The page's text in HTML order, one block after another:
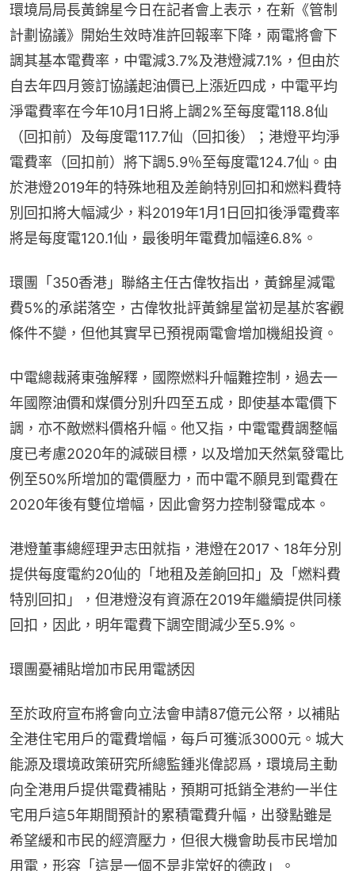
環境局局長黃錦星今日在記者會上表示，在新《管制
計劃協議》開始生效時准許回報率下降，兩電將會下
調其基本電費率，中電減3.7%及港燈減7.1%，但由於
自去年四月簽訂協議起油價已上漲近四成，中電平均
淨電費率在今年10月1日將上調2%至每度電118.8仙
（回扣前）及每度電117.7仙（回扣後）；港燈平均淨
電費率（回扣前）將下調5.9％至每度電124.7仙。由
於港燈2019年的特殊地租及差餉特別回扣和燃料費特
別回扣將大幅減少，料2019年1月1日回扣後淨電費率
將是每度電120.1仙，最後明年電費加幅達6.8%。
環團「350香港」聯絡主任古偉牧指出，黃錦星減電
費5%的承諾落空，古偉牧批評黃錦星當初是基於客觀
條件不變，但他其實早已預視兩電會增加機組投資。
中電總裁蔣東強解釋，國際燃料升幅難控制，過去一
年國際油價和煤價分別升四至五成，即使基本電價下
調，亦不敵燃料價格升幅。他又指，中電電費調整幅
度已考慮2020年的減碳目標，以及增加天然氣發電比
例至50%所增加的電價壓力，而中電不願見到電費在
2020年後有雙位增幅，因此會努力控制發電成本。
港燈董事總經理尹志田就指，港燈在2017、18年分別
提供每度電約20仙的「地租及差餉回扣」及「燃料費
特別回扣」，但港燈沒有資源在2019年繼續提供同樣
回扣，因此，明年電費下調空間減少至5.9%。
環團憂補貼增加市民用電誘因
至於政府宣布將會向立法會申請87億元公帑，以補貼
全港住宅用戶的電費增幅，每戶可獲派3000元。城大
能源及環境政策研究所總監鍾兆偉認爲，環境局主動
向全港用戶提供電費補貼，預期可抵銷全港約一半住
宅用戶這5年期間預計的累積電費升幅，出發點雖是
希望緩和市民的經濟壓力，但很大機會助長市民增加
用電，形容「這是一個不是非常好的德政」。